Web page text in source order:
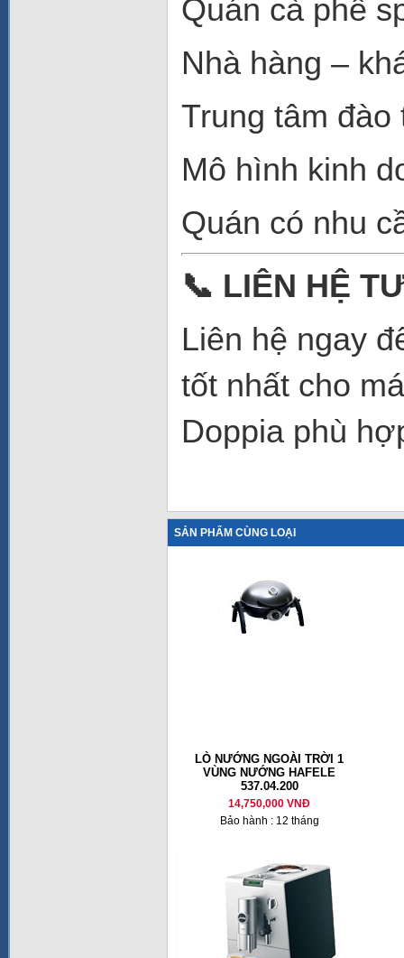
Quán cà phê
Nhà hàng –
Trung tâm đào
Mô hình kinh
Quán có nhu
📞 LIÊN HỆ
Liên hệ ngay
tốt nhất cho
Doppia phù
SẢN PHẨM CÙNG LOẠI
LÒ NƯỚNG NGOÀI TRỜI 1
VÙNG NƯỚNG HAFELE
537.04.200
14,750,000 VNĐ
Bảo hành : 12 tháng